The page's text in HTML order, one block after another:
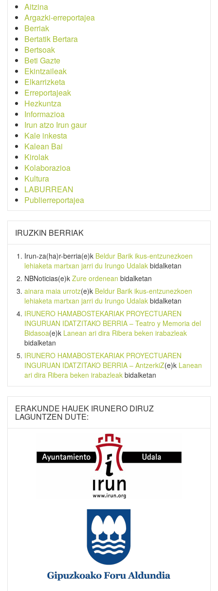
Aitzina
Argazki-erreportajea
Berriak
Bertatik Bertara
Bertsoak
Beti Gazte
Ekintzaileak
Elkarrizketa
Erreportajeak
Hezkuntza
Informazioa
Irun atzo Irun gaur
Kale inkesta
Kalean Bai
Kirolak
Kolaborazioa
Kultura
LABURREAN
Publierreportajea
IRUZKIN BERRIAK
Irun-za(ha)r-berria(e)k Beldur Barik ikus-entzunezkoen
lehiaketa martxan jarri du Irungo Udalak bidalketan
NBNoticias(e)k Zure ordenean bidalketan
ainara maia urrotz(e)k Beldur Barik ikus-entzunezkoen
lehiaketa martxan jarri du Irungo Udalak bidalketan
IRUNERO HAMABOSTEKARIAK PROYECTUAREN
INGURUAN IDATZITAKO BERRIA – Teatro y Memoria del
Bidasoa(e)k Lanean ari dira Ribera beken irabazleak
bidalketan
IRUNERO HAMABOSTEKARIAK PROYECTUAREN
INGURUAN IDATZITAKO BERRIA – AntzerkiZ(e)k Lanean
ari dira Ribera beken irabazleak bidalketan
ERAKUNDE HAUEK IRUNERO DIRUZ
LAGUNTZEN DUTE: